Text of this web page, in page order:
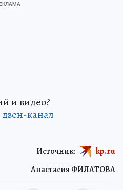
и видео?
дзен-канал
Анастасия ФИЛАТОВА
Источник: kp.ru